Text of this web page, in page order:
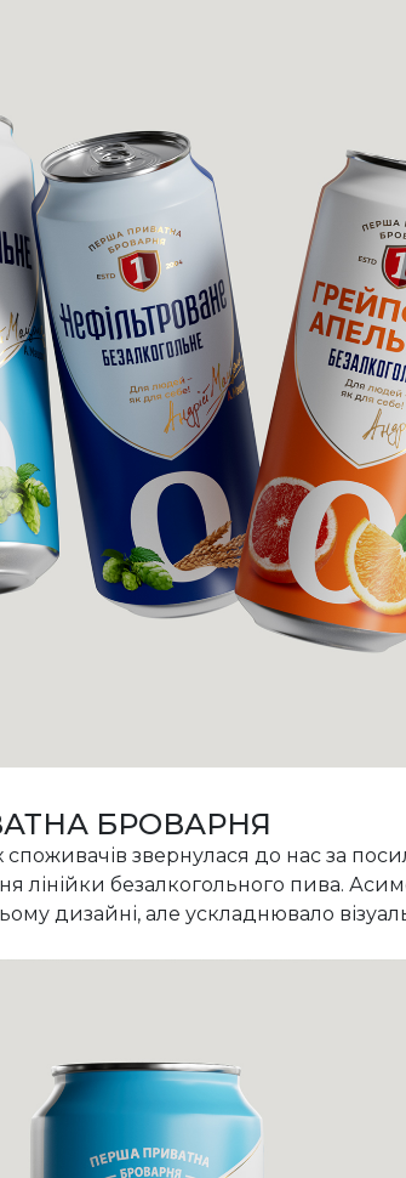
БРОВАРНЯ
звернулася до нас за
лінійки безалкогольного пива.
дизайні, але ускладнювало